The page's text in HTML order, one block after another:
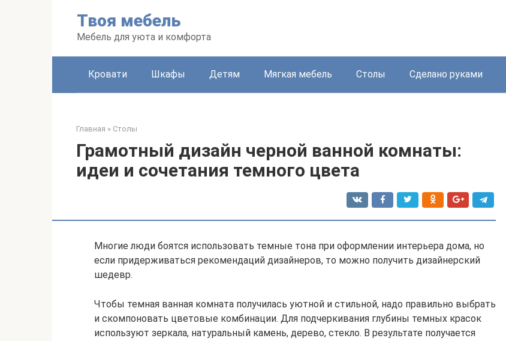
Твоя мебель
Мебель для уюта и комфорта
Кровати Шкафы Детям Мягкая мебель Столы Сделано руками
Главная » Столы
Грамотный дизайн черной ванной комнаты:
идеи и сочетания темного цвета
Многие люди боятся использовать темные тона при оформлении интерьера дома, но
если придерживаться рекомендаций дизайнеров, то можно получить дизайнерский
шедевр.
Чтобы темная ванная комната получилась уютной и стильной, надо правильно выбрать
и скомпоновать цветовые комбинации. Для подчеркивания глубины темных красок
используют зеркала, натуральный камень, дерево, стекло. В результате получается